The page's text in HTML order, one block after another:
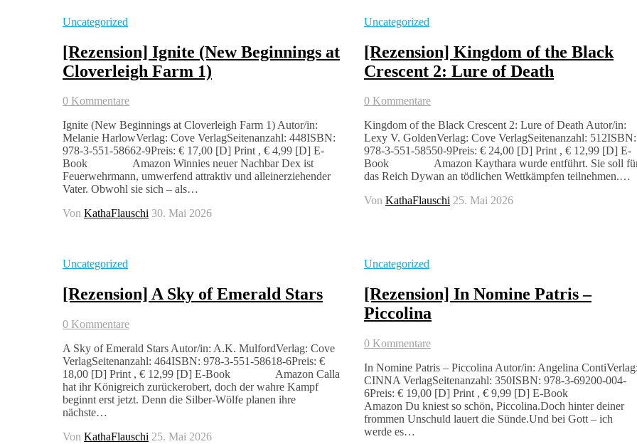
Uncategorized
[Rezension] Ignite (New Beginnings at
Cloverleigh Farm 1)
0 Kommentare
Ignite (New Beginnings at Cloverleigh Farm 1) Autor/in:
Melanie HarlowVerlag: Cove VerlagSeitenanzahl: 448ISBN:
978-3-551-58662-9Preis: € 17,00 [D] Print , € 4,99 [D] E-
Book Amazon Winnies neuer Nachbar Dex ist
Feuerwehrmann, umwerfend attraktiv und alleinerziehender
Vater. Obwohl sie sich – als…
Von KathaFlauschi 30. Mai 2026
Uncategorized
[Rezension] Kingdom of the Black
Crescent 2: Lure of Death
0 Kommentare
Kingdom of the Black Crescent 2: Lure of Death Autor/in:
Lexy V. GoldenVerlag: Cove VerlagSeitenanzahl: 512ISBN:
978-3-551-58550-9Preis: € 24,00 [D] Print , € 12,99 [D] E-
Book Amazon Kaythara wurde entführt. Sie soll
das Reich Dywan an tödlichen Wettkämpfen teilnehmen.…
Von KathaFlauschi 25. Mai 2026
Uncategorized
[Rezension] A Sky of Emerald Stars
0 Kommentare
A Sky of Emerald Stars Autor/in: A.K. MulfordVerlag: Cove
VerlagSeitenanzahl: 464ISBN: 978-3-551-58618-6Preis: €
18,00 [D] Print , € 12,99 [D] E-Book Amazon Calla
hat ihr Königreich zurückerobert, doch der wahre Kampf
beginnt erst jetzt. Denn die Silber-Wölfe planen ihre
nächste…
Von KathaFlauschi 25. Mai 2026
Uncategorized
[Rezension] In Nomine Patris –
Piccolina
0 Kommentare
In Nomine Patris – Piccolina Autor/in: Angelina
CINNA VerlagSeitenanzahl: 350ISBN: 978-3-69200-004-
6Preis: € 19,00 [D] Print , € 9,99 [D] E-Book
Amazon Du kniest so schön, Piccolina.Doch hinter deiner
frommen Unschuld lauert die Sünde.Und bei Gott – ich
werde es…